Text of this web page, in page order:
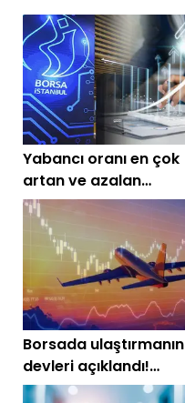
Yabancı oranı en çok
artan ve azalan
hisselerin haftalık
listesi
Borsada ulaştırmanın
devleri açıklandı!
Listenin zirvesi